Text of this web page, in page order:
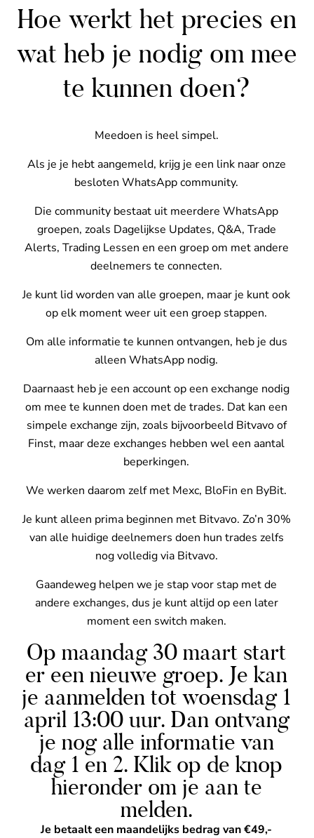
Hoe werkt het precies en
wat heb je nodig om mee
te kunnen doen?
Meedoen is heel simpel.
Als je je hebt aangemeld, krijg je een link naar onze
besloten WhatsApp community.
Die community bestaat uit meerdere WhatsApp
groepen, zoals Dagelijkse Updates, Q&A, Trade
Alerts, Trading Lessen en een groep om met andere
deelnemers te connecten.
Je kunt lid worden van alle groepen, maar je kunt ook
op elk moment weer uit een groep stappen.
Om alle informatie te kunnen ontvangen, heb je dus
alleen WhatsApp nodig.
Daarnaast heb je een account op een exchange nodig
om mee te kunnen doen met de trades. Dat kan een
simpele exchange zijn, zoals bijvoorbeeld Bitvavo of
Finst, maar deze exchanges hebben wel een aantal
beperkingen.
We werken daarom zelf met Mexc, BloFin en ByBit.
Je kunt alleen prima beginnen met Bitvavo. Zo’n 30%
van alle huidige deelnemers doen hun trades zelfs
nog volledig via Bitvavo.
Gaandeweg helpen we je stap voor stap met de
andere exchanges, dus je kunt altijd op een later
moment een switch maken.
Op maandag 30 maart start
er een nieuwe groep. Je kan
je aanmelden tot woensdag 1
april 13:00 uur. Dan ontvang
je nog alle informatie van
dag 1 en 2. Klik op de knop
hieronder om je aan te
melden.
Je betaalt een maandelijks bedrag van €49,-